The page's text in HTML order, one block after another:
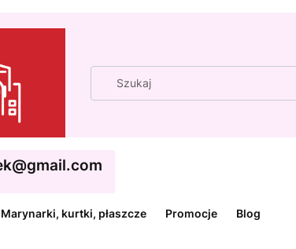
Marynarki, kurtki, płaszcze Promocje Blog